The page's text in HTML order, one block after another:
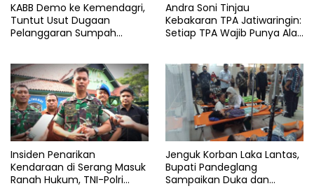
KABB Demo ke Kemendagri,
Tuntut Usut Dugaan
Pelanggaran Sumpah
Andra Soni Tinjau
Kebakaran TPA Jatiwaringin:
Setiap TPA Wajib Punya Alat
Insiden Penarikan
Kendaraan di Serang Masuk
Ranah Hukum, TNI-Polri
Jenguk Korban Laka Lantas,
Bupati Pandeglang
Sampaikan Duka dan